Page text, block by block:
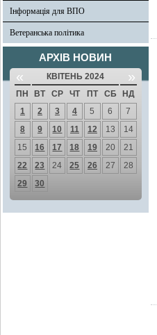
Інформація для ВПО
Ветеранська політика
АРХІВ НОВИН
« КВІТЕНЬ 2024 »
ПН ВТ СР ЧТ ПТ СБ
НД
1
2 3 4 5 6
7
8
9 10 11 12 13
14
15
16 17 18 19 20
21
22
23 24 25 26 27
28
29
30